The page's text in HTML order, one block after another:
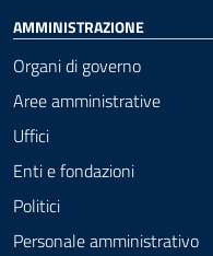
AMMINISTRAZIONE
Organi di governo
Aree amministrative
Uffici
Enti e fondazioni
Politici
Personale amministrativo